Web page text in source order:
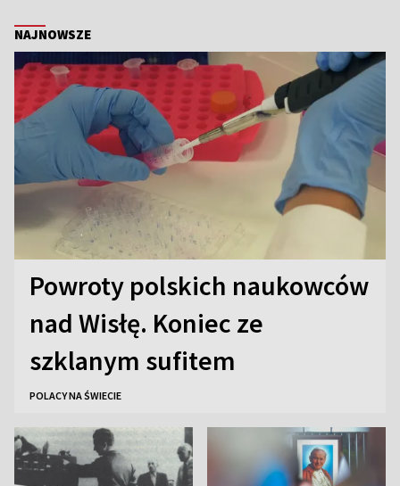
NAJNOWSZE
Powroty polskich naukowców
nad Wisłę. Koniec ze
szklanym sufitem
POLACY NA ŚWIECIE